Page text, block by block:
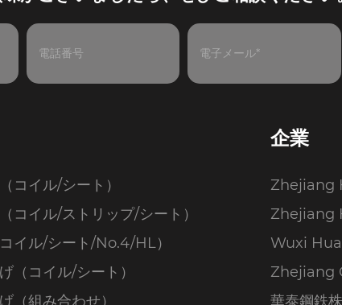
コイル/シート）
コイル/ストリップ/シート）
イル/シート/No.4/HL）
（コイル/シート）
（組み合わせ）
企業
Zhejiang
Zhejiang
Wuxi
Zhejiang
華泰鋼鉄